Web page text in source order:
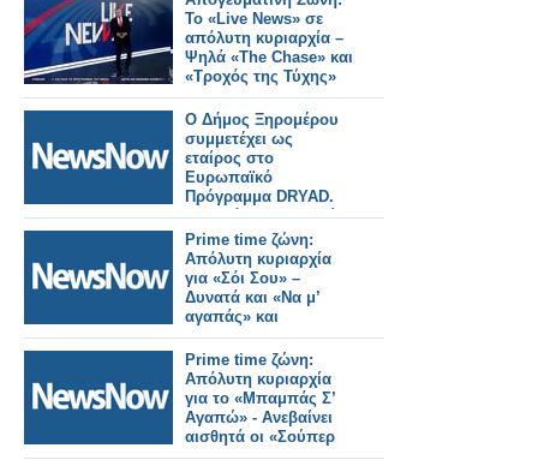
Το «Live News» σε
απόλυτη κυριαρχία –
Ψηλά «The Chase» και
«Τροχός της Τύχης»
Ο Δήμος Ξηρομέρου
συμμετέχει ως
εταίρος στο
Ευρωπαϊκό
Πρόγραμμα DRYAD.
Με απόλυτη επιτυχία
η επίδειξη DR5.
Prime time ζώνη:
Απόλυτη κυριαρχία
για «Σόι Σου» –
Δυνατά και «Να μ’
αγαπάς» και
«MasterChef»
Prime time ζώνη:
Απόλυτη κυριαρχία
για το «Μπαμπάς Σ’
Αγαπώ» - Ανεβαίνει
αισθητά οι «Σούπερ
Ήρωες»